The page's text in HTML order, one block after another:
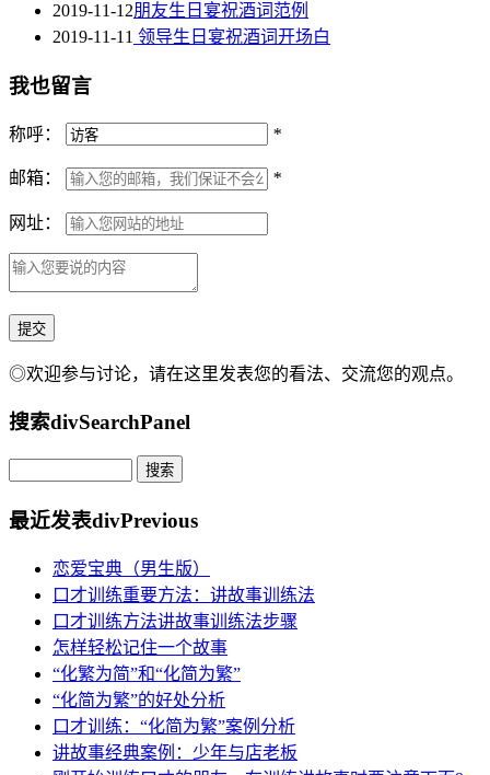
2019-11-12朋友生日宴祝酒词范例
2019-11-11 领导生日宴祝酒词开场白
我也留言
称呼： *
邮箱： *
网址：
◎欢迎参与讨论，请在这里发表您的看法、交流您的观点。
搜索divSearchPanel
最近发表divPrevious
恋爱宝典（男生版）
口才训练重要方法：讲故事训练法
口才训练方法讲故事训练法步骤
怎样轻松记住一个故事
“化繁为简”和“化简为繁”
“化简为繁”的好处分析
口才训练：“化简为繁”案例分析
讲故事经典案例：少年与店老板